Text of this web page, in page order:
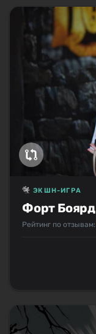
Форт Боярд
ЭКШН-ИГРА
Рейтинг по отзывам: